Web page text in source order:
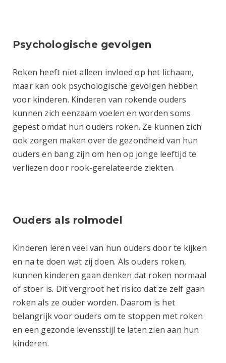
Psychologische gevolgen
Roken heeft niet alleen invloed op het lichaam,
maar kan ook psychologische gevolgen hebben
voor kinderen. Kinderen van rokende ouders
kunnen zich eenzaam voelen en worden soms
gepest omdat hun ouders roken. Ze kunnen zich
ook zorgen maken over de gezondheid van hun
ouders en bang zijn om hen op jonge leeftijd te
verliezen door rook-gerelateerde ziekten.
Ouders als rolmodel
Kinderen leren veel van hun ouders door te kijken
en na te doen wat zij doen. Als ouders roken,
kunnen kinderen gaan denken dat roken normaal
of stoer is. Dit vergroot het risico dat ze zelf gaan
roken als ze ouder worden. Daarom is het
belangrijk voor ouders om te stoppen met roken
en een gezonde levensstijl te laten zien aan hun
kinderen.